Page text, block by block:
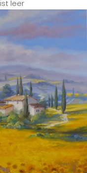
leer